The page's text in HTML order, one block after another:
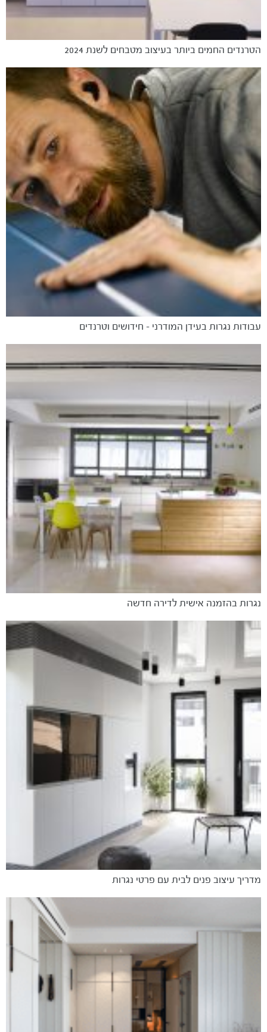
הטרנדים החמים ביותר בעיצוב מטבחים לשנת 2024
עבודות נגרות בעידן המודרני – חידושים וטרנדים
נגרות בהזמנה אישית לדירה חדשה
מדריך עיצוב פנים לבית עם פרטי נגרות